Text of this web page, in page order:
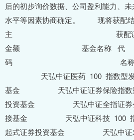
后的初步询价数据、公司盈利能力、
水平等因素协商确定。 现将获配结
主 获配证券 获
金额 基金名称 代
码 名称 （
天弘中证医药 100 指数
基金 天弘中证证券保险
投资基金 天弘中证全指
接基金 天弘中证科技
起式证券投资基金 天弘中证农